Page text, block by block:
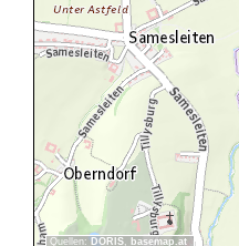
Quellen: DORIS, basemap.at